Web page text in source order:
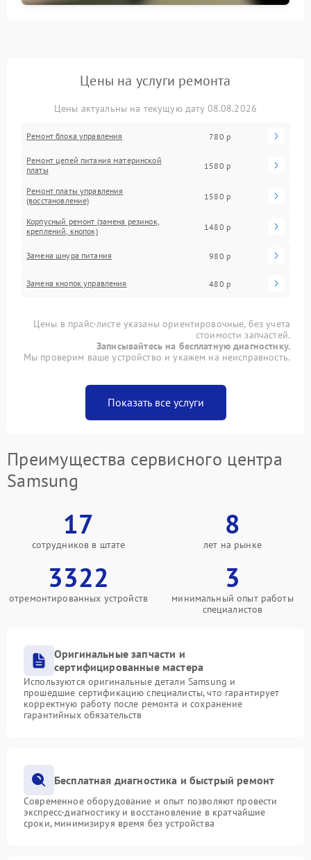
Цены на услуги ремонта
Цены актуальны на текущую дату 08.08.2026
Ремонт блока управления 780 р
Ремонт цепей питания материнской
платы
1580 р
Ремонт платы управления
(восстановление)
1580 р
Корпусный ремонт (замена резинок,
креплений, кнопок)
1480 р
Замена шнура питания 980 р
Замена кнопок управления 480 р
Цены в прайс-листе указаны ориентировочные, без учета
стоимости запчастей.
Записывайтесь на бесплатную диагностику.
Мы проверим ваше устройство и укажем на неисправность.
Показать все услуги
Преимущества сервисного центра
Samsung
17
сотрудников в штате
8
лет на рынке
3322
отремонтированных устройств
3
минимальный опыт работы
специалистов
Оригинальные запчасти и
сертифицированные мастера
Используются оригинальные детали Samsung и
прошедшие сертификацию специалисты, что гарантирует
корректную работу после ремонта и сохранение
гарантийных обязательств
Бесплатная диагностика и быстрый ремонт
Современное оборудование и опыт позволяют провести
экспресс-диагностику и восстановление в кратчайшие
сроки, минимизируя время без устройства